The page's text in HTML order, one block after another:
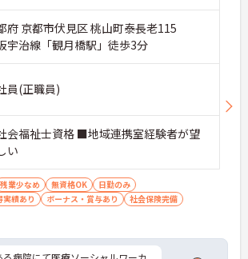
府 京都市伏見区 桃山町泰長老115
宇治線「観月橋駅」徒歩3分
員(正職員)
会福祉士資格 ■地域連携室経験者が望
い
残業少なめ 無資格OK
日勤のみ
績あり
ボーナス・賞与あり
社会保険完備